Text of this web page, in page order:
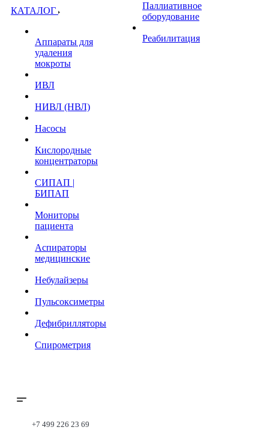
КАТАЛОГ
Аппараты для
удаления
мокроты
ИВЛ
НИВЛ (НВЛ)
Насосы
Кислородные
концентраторы
СИПАП |
БИПАП
Мониторы
пациента
Аспираторы
медицинские
Небулайзеры
Пульсоксиметры
Дефибрилляторы
Спирометрия
Паллиативное
оборудование
Реабилитация
+7 499 226 23 69